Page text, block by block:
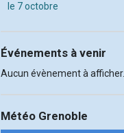
le 7 octobre
Événements à venir
Aucun évènement à afficher.
Météo Grenoble